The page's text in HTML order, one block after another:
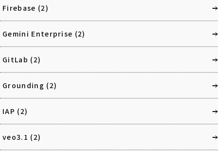
Firebase (2)
Gemini Enterprise (2)
GitLab (2)
Grounding (2)
IAP (2)
veo3.1 (2)